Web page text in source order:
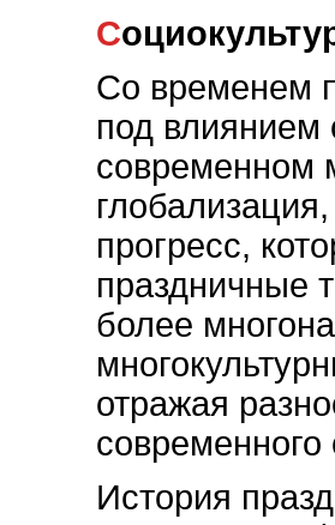
Со временем
под влиянием
современном
прогресс,
праздничные
более
отражая
История